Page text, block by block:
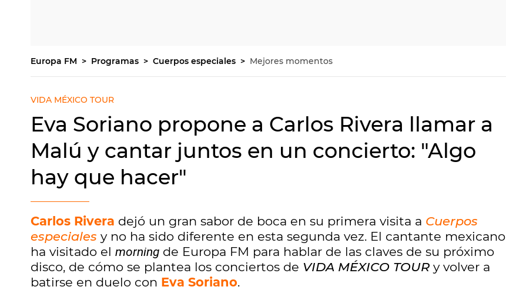
Europa FM Programas Cuerpos especiales Mejores momentos
VIDA MÉXICO TOUR
Eva Soriano propone a Carlos Rivera llamar a
Malú y cantar juntos en un concierto: "Algo
hay que hacer"
Carlos Rivera dejó un gran sabor de boca en su primera visita a Cuerpos
especiales y no ha sido diferente en esta segunda vez. El cantante mexicano
ha visitado el morning de Europa FM para hablar de las claves de su próximo
disco, de cómo se plantea los conciertos de VIDA MÉXICO TOUR y volver a
batirse en duelo con Eva Soriano.